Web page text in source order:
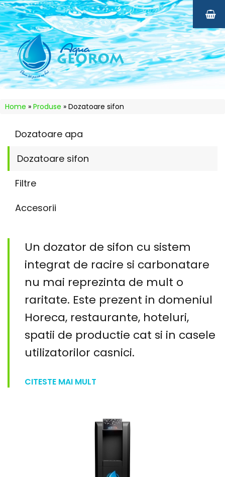
Home » Produse » Dozatoare sifon
Dozatoare apa
Dozatoare sifon
Filtre
Accesorii
Un dozator de sifon cu sistem
integrat de racire si carbonatare
nu mai reprezinta de mult o
raritate. Este prezent in domeniul
Horeca, restaurante, hoteluri,
spatii de productie cat si in casele
utilizatorilor casnici.
CITESTE MAI MULT